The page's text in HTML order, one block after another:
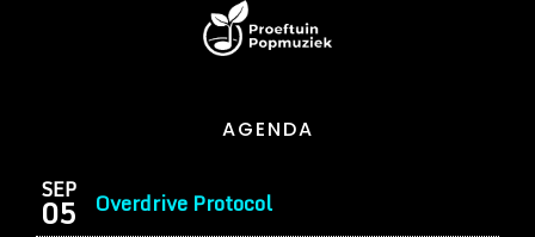
AGENDA
SEP
05 Overdrive Protocol